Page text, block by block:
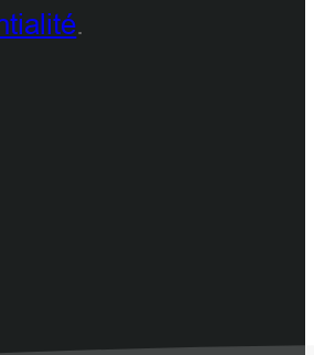
.